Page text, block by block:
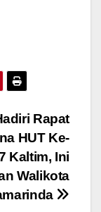
Rapat
HUT Ke-
Kaltim, Ini
Walikota